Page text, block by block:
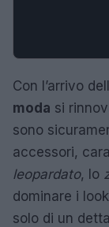
Con l’arrivo
moda si
sono
accessori,
leopardato, lo
dominare i
solo di un